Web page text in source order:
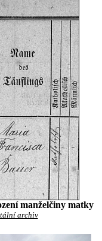
manželčiny matky
archiv